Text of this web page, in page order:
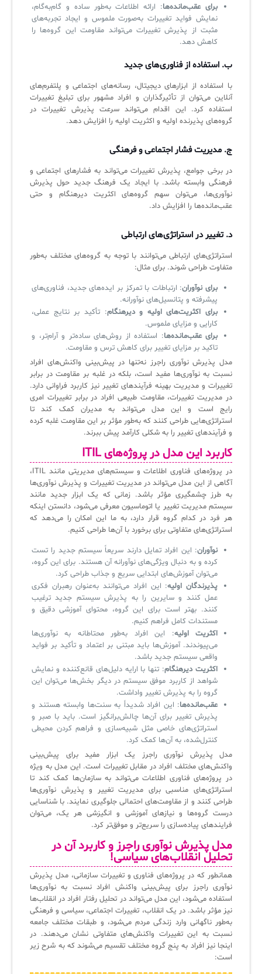
برای عقب‌مانده‌ها: ارائه اطلاعات به‌طور ساده و گام‌به‌گام،
نمایش فواید تغییرات به‌صورت ملموس و ایجاد تجربه‌های
مثبت از پذیرش تغییرات می‌تواند مقاومت این گروه‌ها را
کاهش دهد.
ب. استفاده از فناوری‌های جدید
با استفاده از ابزارهای دیجیتال، رسانه‌های اجتماعی و پلتفرم‌های
آنلاین می‌توان از تأثیرگذاران و افراد مشهور برای تبلیغ تغییرات
استفاده کرد. این اقدام می‌تواند سرعت پذیرش تغییرات در
گروه‌های پذیرنده اولیه و اکثریت اولیه را افزایش دهد.
ج. مدیریت فشار اجتماعی و فرهنگی
در برخی جوامع، پذیرش تغییرات می‌تواند به فشارهای اجتماعی و
فرهنگی وابسته باشد. با ایجاد یک فرهنگ جدید حول پذیرش
نوآوری‌ها، می‌توان سهم گروه‌های اکثریت دیرهنگام و حتی
عقب‌مانده‌ها را افزایش داد.
د. تغییر در استراتژی‌های ارتباطی
استراتژی‌های ارتباطی می‌توانند با توجه به گروه‌های مختلف به‌طور
متفاوت طراحی شوند. برای مثال:
برای نوآوران: ارتباطات با تمرکز بر ایده‌های جدید، فناوری‌های
پیشرفته و پتانسیل‌های نوآورانه.
برای اکثریت‌های اولیه و دیرهنگام: تأکید بر نتایج عملی،
کارایی و مزایای ملموس.
برای عقب‌مانده‌ها: استفاده از روش‌های ساده‌تر و آرام‌تر، و
تاکید بر مزایای تغییر برای کاهش ترس و مقاومت.
مدل پذیرش نوآوری راجرز نه‌تنها در پیش‌بینی واکنش‌های افراد
نسبت به نوآوری‌ها مفید است، بلکه در غلبه بر مقاومت در برابر
تغییرات و مدیریت بهینه فرآیندهای تغییر نیز کاربرد فراوانی دارد.
در مدیریت تغییرات، مقاومت طبیعی افراد در برابر تغییرات امری
رایج است و این مدل می‌تواند به مدیران کمک کند تا
استراتژی‌هایی طراحی کنند که به‌طور مؤثر بر این مقاومت غلبه کرده
و فرآیندهای تغییر را به شکلی کارآمد پیش ببرند.
کاربرد این مدل در پروژه‌های ITIL
در پروژه‌های فناوری اطلاعات و سیستم‌های مدیریتی مانند ITIL،
آگاهی از این مدل می‌تواند در مدیریت تغییرات و پذیرش نوآوری‌ها
به طرز چشمگیری مؤثر باشد. زمانی که یک ابزار جدید مانند
سیستم مدیریت تغییر یا اتوماسیون معرفی می‌شود، دانستن اینکه
هر فرد در کدام گروه قرار دارد، به ما این امکان را می‌دهد که
استراتژی‌های متفاوتی برای برخورد با آن‌ها طراحی کنیم.
نوآوران: این افراد تمایل دارند سریعاً سیستم جدید را تست
کرده و به دنبال ویژگی‌های نوآورانه آن هستند. برای این گروه،
می‌توان آموزش‌های ابتدایی سریع و جذاب طراحی کرد.
پذیرندگان اولیه: این افراد می‌توانند به‌عنوان رهبران فکری
عمل کنند و سایرین را به پذیرش سیستم جدید ترغیب
کنند. بهتر است برای این گروه، محتوای آموزشی دقیق و
مستندات کامل فراهم کنیم.
اکثریت اولیه: این افراد به‌طور محتاطانه به نوآوری‌ها
می‌پیوندند. آموزش‌ها باید مبتنی بر اعتماد و تأکید بر فواید
واقعی سیستم جدید باشد.
اکثریت دیرهنگام: تنها با ارایه دلیل‌های قانع‌کننده و نمایش
شواهد از کاربرد موفق سیستم در دیگر بخش‌ها می‌توان این
گروه را به پذیرش تغییر واداشت.
عقب‌مانده‌ها: این افراد شدیداً به سنت‌ها وابسته هستند و
پذیرش تغییر برای آن‌ها چالش‌برانگیز است. باید با صبر و
استراتژی‌های خاصی مثل شبیه‌سازی و فراهم کردن محیطی
کنترل‌شده، به آن‌ها کمک کرد.
مدل پذیرش نوآوری راجرز یک ابزار مفید برای پیش‌بینی
واکنش‌های مختلف افراد در مقابل تغییرات است. این مدل به ویژه
در پروژه‌های فناوری اطلاعات می‌تواند به سازمان‌ها کمک کند تا
استراتژی‌های مناسبی برای مدیریت تغییر و پذیرش نوآوری‌ها
طراحی کنند و از مقاومت‌های احتمالی جلوگیری نمایند. با شناسایی
درست گروه‌ها و نیازهای آموزشی و انگیزشی هر یک، می‌توان
فرایندهای پیاده‌سازی را سریع‌تر و موفق‌تر کرد.
مدل پذیرش نوآوری راجرز و کاربرد آن در
تحلیل انقلاب‌های سیاسی!
همانطور که در پروژه‌های فناوری و تغییرات سازمانی، مدل پذیرش
نوآوری راجرز برای پیش‌بینی واکنش افراد نسبت به نوآوری‌ها
استفاده می‌شود، این مدل می‌تواند در تحلیل رفتار افراد در انقلاب‌ها
نیز مؤثر باشد. در یک انقلاب، تغییرات اجتماعی، سیاسی و فرهنگی
به‌طور ناگهانی وارد زندگی مردم می‌شود، و طبقات مختلف جامعه
نسبت به این تغییرات واکنش‌های متفاوتی نشان می‌دهند. در
اینجا نیز افراد به پنج گروه مختلف تقسیم می‌شوند که به شرح زیر
است: